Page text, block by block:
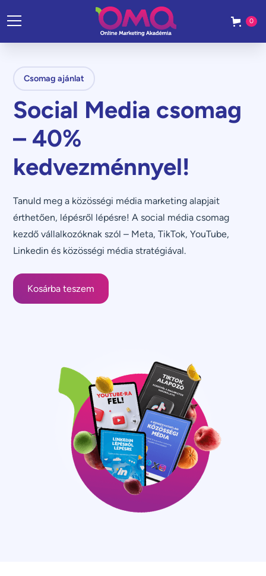
0
Csomag ajánlat
Social Media csomag
– 40%
kedvezménnyel!
Tanuld meg a közösségi média marketing alapjait
érthetően, lépésről lépésre! A social média csomag
kezdő vállalkozóknak szól – Meta, TikTok, YouTube,
Linkedin és közösségi média stratégiával.